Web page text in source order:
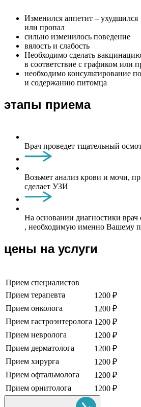
Изменился аппетит – ухудшился
или пропал
сильно изменилось поведение
вялость и слабость
Необходимо сделать вакцинацию
в соответствие с графиком или
необходимо консультирование
и содержанию питомца
этапы приема
Врач проведет тщательный
Возьмет анализ крови и мочи,
сделает УЗИ
На основании диагностики врач
, необходимую именно Вашему
цены на услуги
Прием специалистов
Прием терапевта
1200 ₽
Прием онколога
1200 ₽
Прием гастроэнтеролога 1200 ₽
Прием невролога
1200 ₽
Прием дерматолога
1200 ₽
Прием хирурга
1200 ₽
Прием офтальмолога
1200 ₽
Прием орнитолога
1200 ₽